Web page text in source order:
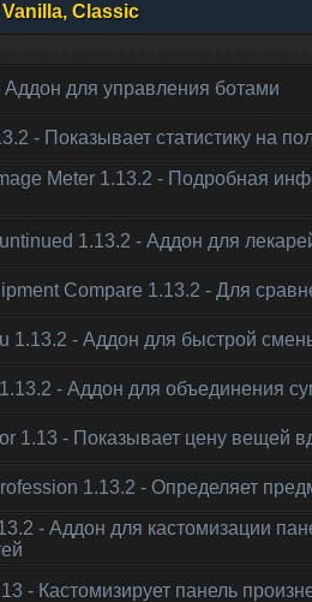
Classic
Аддон для управления ботами
- Показывает статистику на
Meter 1.13.2 - Подробная
1.13.2 - Аддон для
Compare 1.13.2 - Для
1.13.2 - Аддон для быстрой
- Аддон для объединения
1.13 - Показывает цену вещей
1.13.2 - Определяет
- Аддон для кастомизации
- Кастомизирует панель